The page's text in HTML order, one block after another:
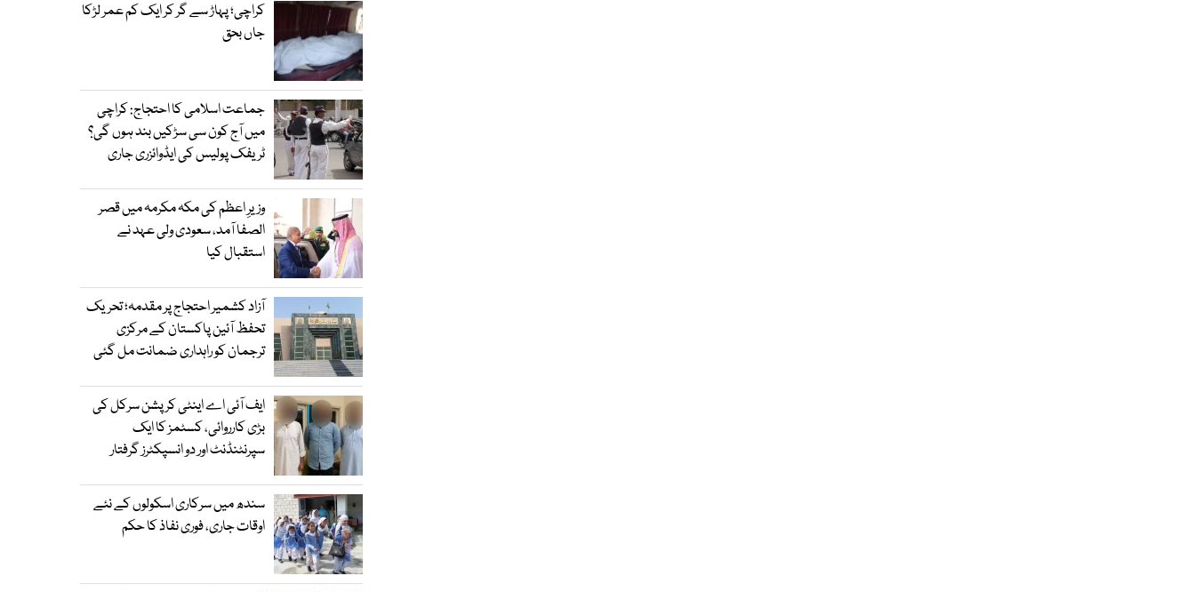
کراچی؛ پہاڑ سے گر کر ایک کم عمر لڑکا
جاں بحق
جماعت اسلامی کا احتجاج: کراچی
میں آج کون سی سڑکیں بند ہوں گی؟
ٹریفک پولیس کی ایڈوائزری جاری
وزیرِ اعظم کی مکہ مکرمہ میں قصر
الصفا آمد، سعودی ولی عہد نے
استقبال کیا
آزاد کشمیر احتجاج پر مقدمہ؛ تحریک
تحفظ آئین پاکستان کے مرکزی
ترجمان کو راہداری ضمانت مل گئی
ایف آئی اے اینٹی کرپشن سرکل کی
بڑی کارروائی، کسٹمز کا ایک
سپرنٹنڈنٹ اور دو انسپکٹرز گرفتار
سندھ میں سرکاری اسکولوں کے نئے
اوقات جاری، فوری نفاذ کا حکم